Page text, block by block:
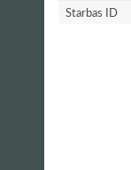
Starbas ID